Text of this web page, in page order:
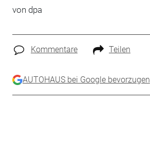
von dpa
Kommentare Teilen
AUTOHAUS bei Google bevorzugen